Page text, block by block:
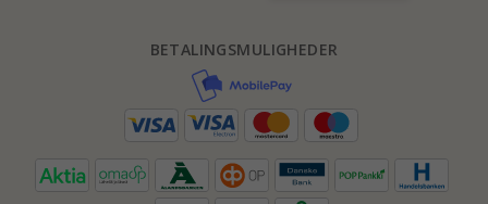
BETALINGSMULIGHEDER